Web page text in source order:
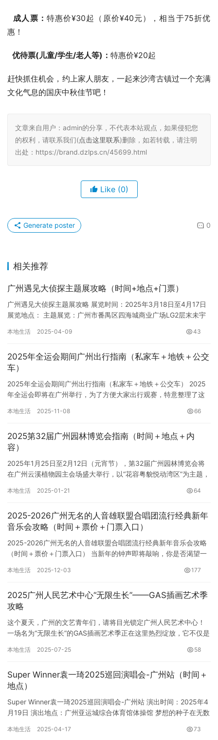
成人票： 特惠价¥30起（原价¥40元），相当于75折优
惠！
优待票(儿童/学生/老人等)： 特惠价¥20起
赶快抓住机会，约上家人朋友，一起来沙湾古镇过一个充满
文化气息的国庆中秋佳节吧！
文章来自用户：admin的分享，不代表本站观点，如果侵犯您
的权利，请联系我们(点击这里联系)删除，如若转载，请注明
出处：https://brand.dzlps.cn/45699.html
Like (0)
0
Generate poster
相关推荐
广州遇见大侦探主题展攻略（时间+地点+门票）
广州遇见大侦探主题展攻略 展览时间：2025年3月18日至4月17日
展览地点： 主题展览：广州市番禺区四海城商业广场LG2层末未宇
本地生活 2025-04-09 43
2025年全运会期间广州出行指南（私家车＋地铁＋公交
车）
2025年全运会期间广州出行指南（私家车＋地铁＋公交车） 2025
年全运会即将在广州举行，为了方便大家出行观赛，特意整理了这
本地生活 2025-11-08 66
2025第32届广州园林博览会指南（时间＋地点＋内
容）
2025年1月25日至2月12日（元宵节），第32届广州园林博览会将
在广州云溪植物园主会场盛大举行，以“花容粤貌悦动湾区”为主题，
本地生活 2025-01-21 64
2025-2026广州无名的人音雄联盟合唱团流行经典新年
音乐会攻略（时间＋票价＋门票入口）
2025-2026广州无名的人音雄联盟合唱团流行经典新年音乐会攻略
（时间＋票价＋门票入口） 当新年的钟声即将敲响，你是否渴望一
本地生活 2025-12-03 177
2025广州人民艺术中心“无限生长”——GAS插画艺术季
攻略
这个夏天，广州的文艺青年们，请将目光锁定广州人民艺术中心！
一场名为“无限生长”的GAS插画艺术季正在这里热烈绽放，它不仅是
本地生活 2025-07-25 58
Super Winner袁一琦2025巡回演唱会-广州站（时间＋
地点）
Super Winner袁一琦2025巡回演唱会-广州站 演出时间：2025年4
月19日 演出地点：广州亚运城综合体育馆体操馆 梦想的种子在无数
本地生活 2025-04-17 73